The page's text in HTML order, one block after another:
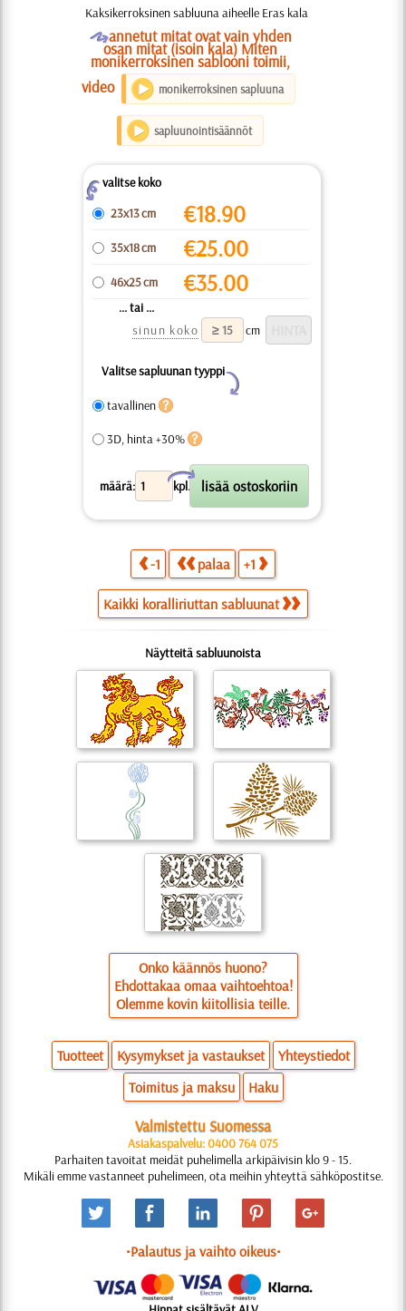
Kaksikerroksinen sabluuna aiheelle Eras kala
Oannetut mitat ovat vain yhden
osan mitat (isoin kala) Miten
monikerroksinen sablooni toimii,
video
monikerroksinen sapluuna
sapluunointisäännöt
Zvalitse koko
23x13 cm
€18.90
35x18 cm €25.00
46x25 cm €35.00
... tai ...
sinun koko
cm
Valitse sapluunan tyyppi
Y
tavallinen
3D, hinta +30%
määrä: kpl.
X
-1 palaa +1
Kaikki koralliriuttan sabluunat
Näytteitä sabluunoista
Onko käännös huono?
Ehdottakaa omaa vaihtoehtoa!
Olemme kovin kiitollisia teille.
Tuotteet Kysymykset ja vastaukset
Yhteystiedot
Toimitus ja maksu
Haku
Valmistettu Suomessa
Asiakaspalvelu: 0400 764 075
Parhaiten tavoitat meidät puhelimella arkipäivisin klo 9 - 15.
Mikäli emme vastanneet puhelimeen, ota meihin yhteyttä sähköpostitse.
•Palautus ja vaihto oikeus•